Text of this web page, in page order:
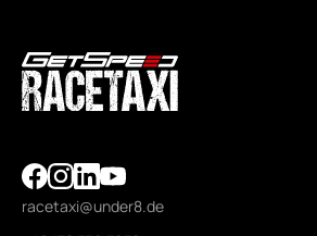
racetaxi@under8.de